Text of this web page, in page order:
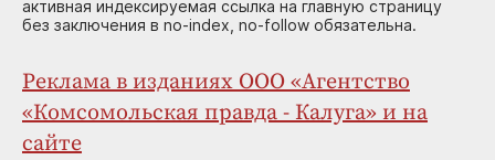
активная индексируемая ссылка на главную страницу
без заключения в no-index, no-follow обязательна.
Реклама в изданиях ООО «Агентство
«Комсомольская правда - Калуга» и на
сайте